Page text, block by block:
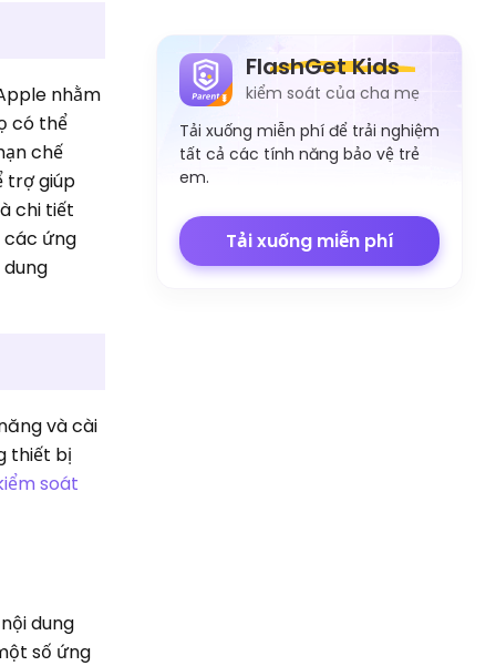
nhằm
có thể
chế
trợ giúp
chi tiết
các ứng
và cài
thiết bị
soát
dung
số ứng
FlashGet Kids
kiểm soát của cha mẹ
Tải xuống miễn phí để trải nghiệm
tất cả các tính năng bảo vệ trẻ
em.
Tải xuống miễn phí